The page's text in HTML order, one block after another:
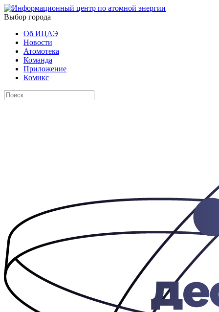
Выбор города
Об ИЦАЭ
Новости
Атомотека
Команда
Приложение
Комикс